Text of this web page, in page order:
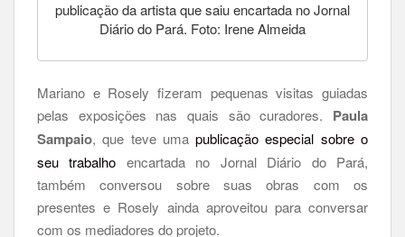
publicação da artista que saiu encartada no Jornal
Diário do Pará. Foto: Irene Almeida
Mariano e Rosely fizeram pequenas visitas guiadas
pelas exposições nas quais são curadores. Paula
Sampaio, que teve umapublicação especial sobre o
seu trabalho encartada no Jornal Diário do Pará,
também conversou sobre suas obras com os
presentes e Rosely ainda aproveitou para conversar
com os mediadores do projeto.